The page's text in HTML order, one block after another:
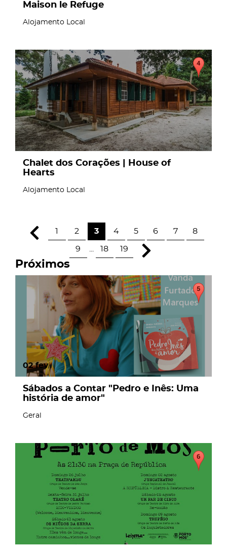
Maison le Refuge
Alojamento Local
page
Chalet dos Corações | House of
Hearts
Alojamento Local
1 2 3 4 5 6 7 8
9 18 19
Próximos
02 fev
Sábados a Contar "Pedro e Inês: Uma
história de amor"
Geral
page